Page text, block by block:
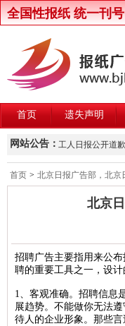
全国性报纸 统一刊
首页 遗失声明
网站公告： 工人日报公开道
楚雄州交通运输
北京晚报股东大
中国商报股东会
中国改革报资产
北京青年报卫生
北京日报卫生行
北京晨报卫生行
中华工商时报维
首页 > 北京日报广告部，北京
北京
招聘广告主要指用来公
聘的重要工具之一，设
1、客观准确。招聘信息
展趋势。不能做你无法
待人的企业形象。那些